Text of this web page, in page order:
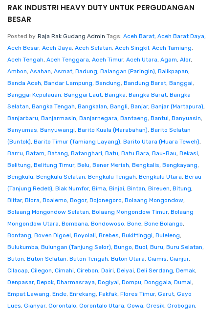
RAK INDUSTRI HEAVY DUTY UNTUK PERGUDANGAN
BESAR
Posted by Raja Rak Gudang Admin Tags: Aceh Barat, Aceh Barat Daya,
Aceh Besar, Aceh Jaya, Aceh Selatan, Aceh Singkil, Aceh Tamiang,
Aceh Tengah, Aceh Tenggara, Aceh Timur, Aceh Utara, Agam, Alor,
Ambon, Asahan, Asmat, Badung, Balangan (Paringin), Balikpapan,
Banda Aceh, Bandar Lampung, Bandung, Bandung Barat, Banggai,
Banggai Kepulauan, Banggai Laut, Bangka, Bangka Barat, Bangka
Selatan, Bangka Tengah, Bangkalan, Bangli, Banjar, Banjar (Martapura),
Banjarbaru, Banjarmasin, Banjarnegara, Bantaeng, Bantul, Banyuasin,
Banyumas, Banyuwangi, Barito Kuala (Marabahan), Barito Selatan
(Buntok), Barito Timur (Tamiang Layang), Barito Utara (Muara Teweh),
Barru, Batam, Batang, Batanghari, Batu, Batu Bara, Bau-Bau, Bekasi,
Belitung, Belitung Timur, Belu, Bener Meriah, Bengkalis, Bengkayang,
Bengkulu, Bengkulu Selatan, Bengkulu Tengah, Bengkulu Utara, Berau
(Tanjung Redeb), Biak Numfor, Bima, Binjai, Bintan, Bireuen, Bitung,
Blitar, Blora, Boalemo, Bogor, Bojonegoro, Bolaang Mongondow,
Bolaang Mongondow Selatan, Bolaang Mongondow Timur, Bolaang
Mongondow Utara, Bombana, Bondowoso, Bone, Bone Bolango,
Bontang, Boven Digoel, Boyolali, Brebes, Bukittinggi, Buleleng,
Bulukumba, Bulungan (Tanjung Selor), Bungo, Buol, Buru, Buru Selatan,
Buton, Buton Selatan, Buton Tengah, Buton Utara, Ciamis, Cianjur,
Cilacap, Cilegon, Cimahi, Cirebon, Dairi, Deiyai, Deli Serdang, Demak,
Denpasar, Depok, Dharmasraya, Dogiyai, Dompu, Donggala, Dumai,
Empat Lawang, Ende, Enrekang, Fakfak, Flores Timur, Garut, Gayo
Lues, Gianyar, Gorontalo, Gorontalo Utara, Gowa, Gresik, Grobogan,